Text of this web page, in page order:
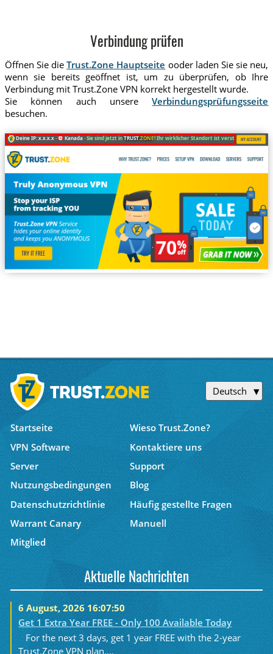
Verbindung prüfen
Öffnen Sie dieTrust.Zone Hauptseite ooder laden Sie sie neu,
wenn sie bereits geöffnet ist, um zu überprüfen, ob Ihre
Verbindung mit Trust.Zone VPN korrekt hergestellt wurde.
Sie können auch unsereVerbindungsprüfungsseite
besuchen.
Deine IP: x.x.x.x · Kanada ·Sie sind jetzt inTRUST.ZONE! Ihr wirklicher Standort ist versteckt!
Deutsch
Startseite
Wieso Trust.Zone?
VPN Software
Kontaktiere uns
Server
Support
Nutzungsbedingungen
Blog
Datenschutzrichtlinie
Häufig gestellte Fragen
Warrant Canary
Manuell
Mitglied
Aktuelle Nachrichten
6 August, 2026 16:07:50
Get 1 Extra Year FREE - Only 100 Available Today
For the next 3 days, get 1 year FREE with the 2-year
Trust.Zone VPN plan....